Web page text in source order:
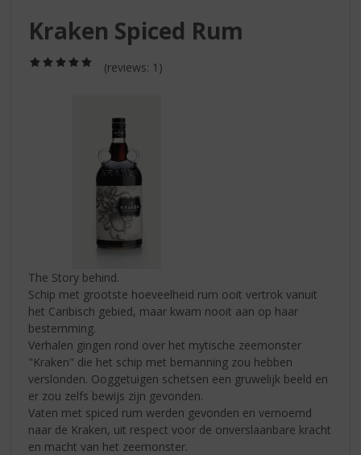
Kraken Spiced Rum
/
(reviews: 1)
The Story behind.
Schip met grootste hoeveelheid rum ooit vertrok vanuit
het Caribisch gebied, maar kwam nooit aan op haar
bestemming.
Verhalen gingen rond over het mytische zeemonster
"Kraken" die het schip met bemanning zou hebben
verslonden. Ooggetuigen schetsen een gruwelijk beeld en
er zou zelfs bewijs zijn gevonden.
Vaten met spiced rum werden gevonden en vernoemd
naar de Kraken, uit respect voor de onverslaanbare kracht
en macht van het zeemonster.